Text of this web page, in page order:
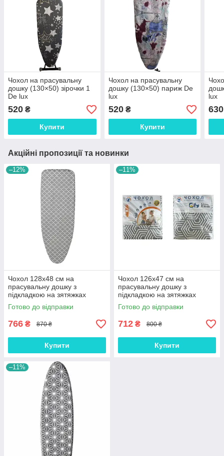
Чохол на прасувальну
дошку (130×50) зірочки 1
De lux
520 ₴
Купити
Чохол на прасувальну
дошку (130×50) париж De
lux
520₴
Купити
lux
630
Акційні пропозиції та новинки
–12%
Чохол 128х48 см на
прасувальну дошку з
підкладкою на зятяжках
Laundry L Metallic (L42м)
Готово до відправки
766 ₴ 870 ₴
Купити
–11%
Чохол 126х47 см на
прасувальну дошку з
підкладкою на зятяжках
Laundry M Metallic (М42м1)
Готово до відправки
712 ₴ 800 ₴
Купити
–11%